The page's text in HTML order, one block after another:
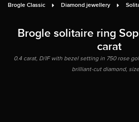
Brogle Classic Diamond jewellery
Brogle solitaire ring
carat
0.4 carat, D/IF with bezel setting in 750 rose
brilliant-cut diamond,